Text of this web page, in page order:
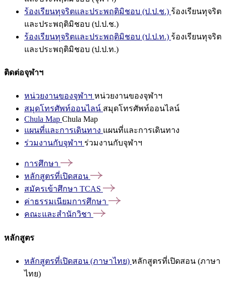
ร้องเรียนทุจริตและประพฤติมิชอบ (ป.ป.ช.) ร้องเรียนทุจริต
และประพฤติมิชอบ (ป.ป.ช.)
ร้องเรียนทุจริตและประพฤติมิชอบ (ป.ป.ท.) ร้องเรียนทุจริต
และประพฤติมิชอบ (ป.ป.ท.)
ติดต่อจุฬาฯ
หน่วยงานของจุฬาฯ หน่วยงานของจุฬาฯ
สมุดโทรศัพท์ออนไลน์ สมุดโทรศัพท์ออนไลน์
Chula Map Chula Map
แผนที่และการเดินทาง แผนที่และการเดินทาง
ร่วมงานกับจุฬาฯ ร่วมงานกับจุฬาฯ
การศึกษา
หลักสูตรที่เปิดสอน
สมัครเข้าศึกษา TCAS
ค่าธรรมเนียมการศึกษา
คณะและสำนักวิชา
หลักสูตร
หลักสูตรที่เปิดสอน (ภาษาไทย) หลักสูตรที่เปิดสอน (ภาษา
ไทย)